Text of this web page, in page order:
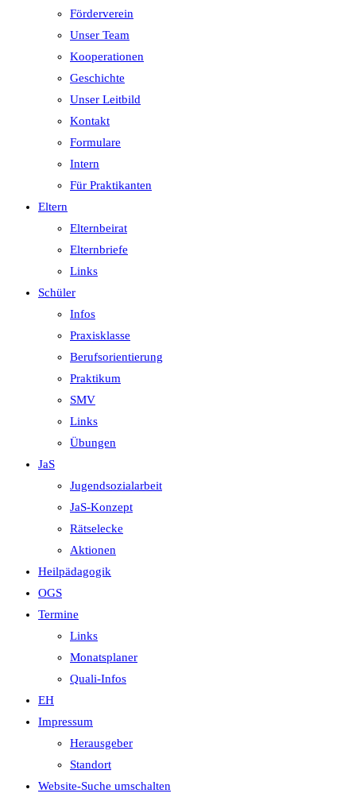
Förderverein
Unser Team
Kooperationen
Geschichte
Unser Leitbild
Kontakt
Formulare
Intern
Für Praktikanten
Eltern
Elternbeirat
Elternbriefe
Links
Schüler
Infos
Praxisklasse
Berufsorientierung
Praktikum
SMV
Links
Übungen
JaS
Jugendsozialarbeit
JaS-Konzept
Rätselecke
Aktionen
Heilpädagogik
OGS
Termine
Links
Monatsplaner
Quali-Infos
EH
Impressum
Herausgeber
Standort
Website-Suche umschalten